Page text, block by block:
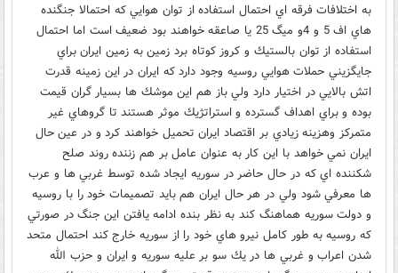
به اختلافات فرقه اي احتمال استفاده از توان هوايي كه احتمالا جنگنده
هاي اف 5 و 4و ميگ 25 يا صاعقه خواهند بود ضعيف است اما احتمال
استفاده از توان بالستيك و كروز كوتاه برد زمين به زمين ايران براي
جايگزيني حملات هوايي روسيه وجود دارد كه ايران در اين زمينه قدرت
اتش بالايي در اختيار دارد ولي باز هم اين موشك ها بسيار گران قيمت
بوده و براي اهداف گسترده و استراتژيك موثر هستند تا گروهاي غير
متمركز وهزينه زيادي بر اقتصاد ايران تحميل خواهند كرد و در عين حال
ايران نمي خواهد با اين كار به عنوان عامل بر هم زننده روند صلح
شكننده اي كه در حال حاضر در سوريه ايجاد شده توسط غربي ها و عرب
ها معرفي شود ولي در هر حال ايران هم بايد تصميمات خود را با روسيه
و دولت سوريه هماهنگ كند به نظر بنده ادامه يافتن اين جنگ در صورتي
كه روسيه به طور كامل نيرو هاي خود را از سوريه خارج كند احتمال متحد
شدن اعراب و غربي ها در يك سو بر عليه سوريه و ايران و حزب الله